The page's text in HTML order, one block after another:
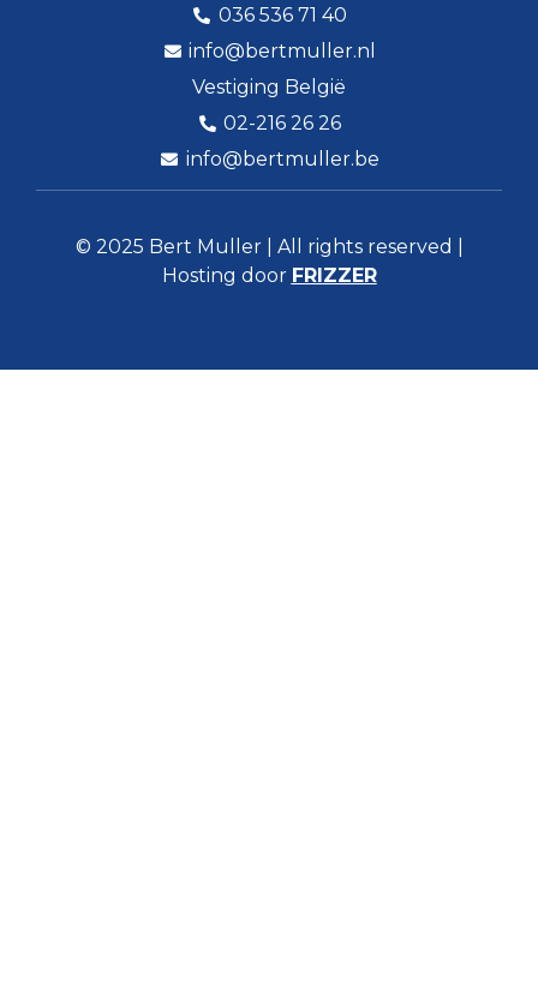
036 536 71 40
info@bertmuller.nl
Vestiging België
02-216 26 26
info@bertmuller.be
© 2025 Bert Muller | All rights reserved |
Hosting door FRIZZER